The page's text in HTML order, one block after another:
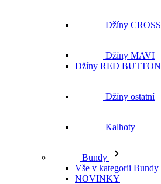
Džíny CROSS
Džíny MAVI
Džíny RED BUTTON
Džíny ostatní
Kalhoty
Bundy
Vše v kategorii Bundy
NOVINKY